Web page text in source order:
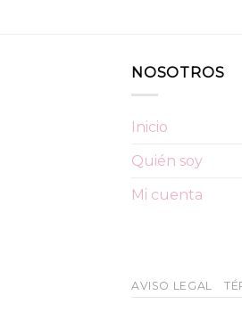
NOSOTROS
Inicio
Quién soy
Mi cuenta
AVISO LEGAL